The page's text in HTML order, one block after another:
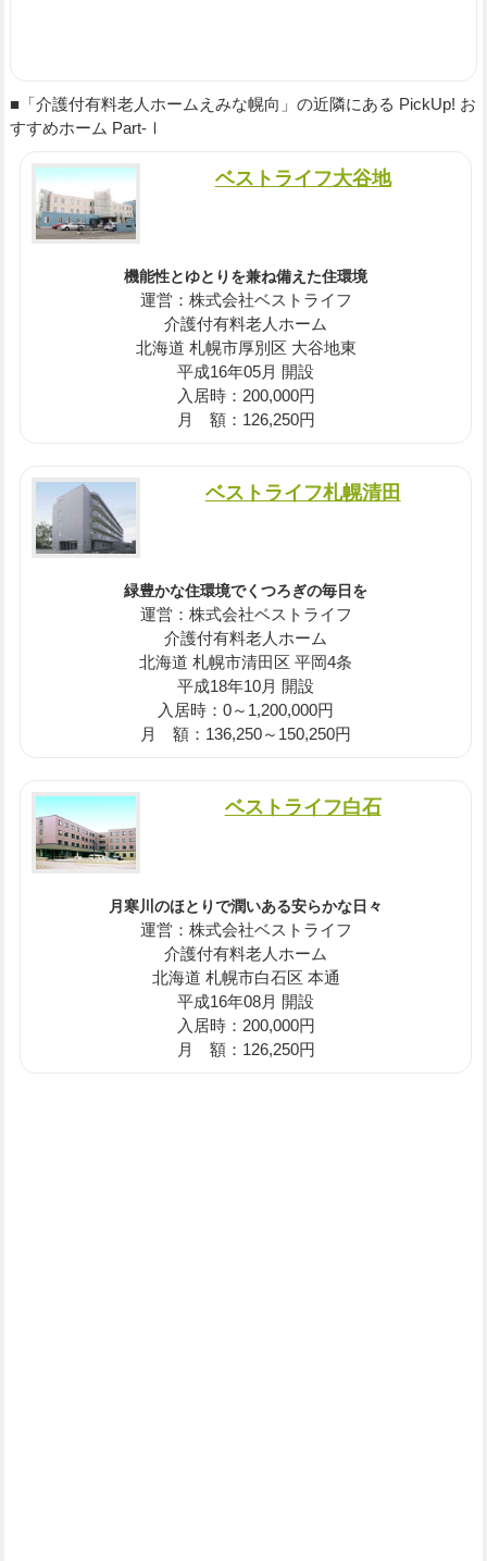
■「介護付有料老人ホームえみな幌向」の近隣にある PickUp! お
すすめホーム Part-Ⅰ
ベストライフ大谷地
機能性とゆとりを兼ね備えた住環境
運営：株式会社ベストライフ
介護付有料老人ホーム
北海道 札幌市厚別区 大谷地東
平成16年05月 開設
入居時：200,000円
月 額：126,250円
ベストライフ札幌清田
緑豊かな住環境でくつろぎの毎日を
運営：株式会社ベストライフ
介護付有料老人ホーム
北海道 札幌市清田区 平岡4条
平成18年10月 開設
入居時：0～1,200,000円
月 額：136,250～150,250円
ベストライフ白石
月寒川のほとりで潤いある安らかな日々
運営：株式会社ベストライフ
介護付有料老人ホーム
北海道 札幌市白石区 本通
平成16年08月 開設
入居時：200,000円
月 額：126,250円